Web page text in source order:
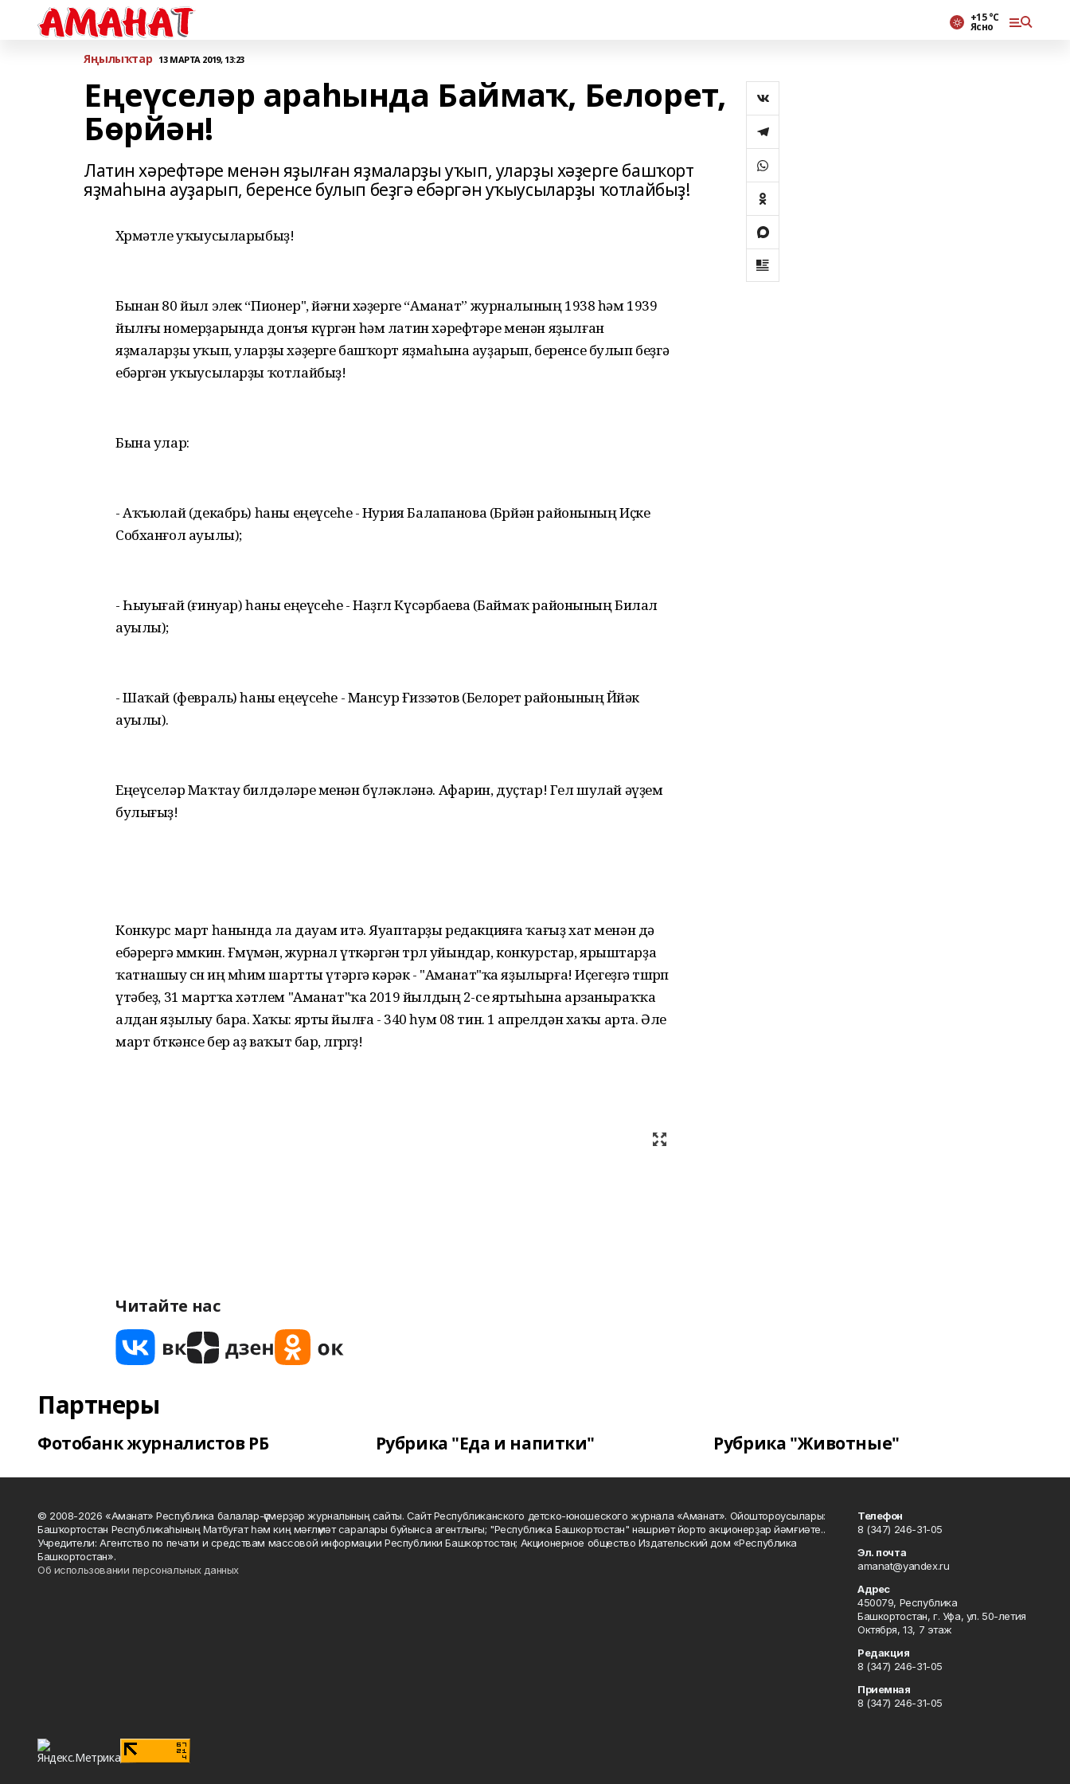
+15 °С
Ясно
Яңылыҡтар 13 МАРТА 2019, 13:23
Еңеүселәр араһында Баймаҡ, Белорет,
Бөрйән!
Латин хәрефтәре менән яҙылған яҙмаларҙы уҡып, уларҙы хәҙерге башҡорт
яҙмаһына ауҙарып, беренсе булып беҙгә ебәргән уҡыусыларҙы ҡотлайбыҙ!
Хөрмәтле уҡыусыларыбыҙ!
Бынан 80 йыл элек “Пионер", йәғни хәҙерге “Аманат” журналының 1938 һәм 1939
йылғы номерҙарында донъя күргән һәм латин хәрефтәре менән яҙылған
яҙмаларҙы уҡып, уларҙы хәҙерге башҡорт яҙмаһына ауҙарып, беренсе булып беҙгә
ебәргән уҡыусыларҙы ҡотлайбыҙ!
Бына улар:
- Аҡъюлай (декабрь) һаны еңеүсеһе - Нурия Балапанова (Бөрйән районының Иҫке
Собханғол ауылы);
- Һыуығай (ғинуар) һаны еңеүсеһе - Наҙгөл Күсәрбаева (Баймаҡ районының Билал
ауылы);
- Шаҡай (февраль) һаны еңеүсеһе - Мансур Ғиззәтов (Белорет районының Йөйәк
ауылы).
Еңеүселәр Маҡтау билдәләре менән бүләкләнә. Афарин, дуҫтар! Гел шулай әүҙем
булығыҙ!
Конкурс март һанында ла дауам итә. Яуаптарҙы редакцияға ҡағыҙ хат менән дә
ебәрергә мөмкин. Ғөмүмән, журнал үткәргән төрлө уйындар, конкурстар, ярыштарҙа
ҡатнашыу өсөн иң мөһим шартты үтәргә кәрәк - "Аманат"ҡа яҙылырға! Иҫегеҙгә төшөрөп
үтәбеҙ, 31 мартҡа хәтлем "Аманат"ҡа 2019 йылдың 2-се яртыһына арзаныраҡҡа
алдан яҙылыу бара. Хаҡы: ярты йылға - 340 һум 08 тин. 1 апрелдән хаҡы арта. Әле
март бөткәнсе бер аҙ ваҡыт бар, өлгөрөгөҙ!
Читайте нас
Партнеры
Фотобанк журналистов РБ Рубрика "Еда и напитки" Рубрика "Животные"
© 2008-2026 «Аманат» Республика балалар-үҫмерҙәр журналының сайты. Сайт Республиканского детско-юношеского журнала «Аманат». Ойоштороусылары:
Башҡортостан Республикаһының Матбуғат һәм киң мәғлүмәт саралары буйынса агентлығы; "Республика Башкортостан" нәшриәт йорто акционерҙар йәмғиәте..
Учредители: Агентство по печати и средствам массовой информации Республики Башкортостан; Акционерное общество Издательский дом «Республика
Башкортостан».
Об использовании персональных данных
Телефон
8 (347) 246-31-05
Эл. почта
amanat@yandex.ru
Адрес
450079, Республика
Башкортостан, г. Уфа, ул. 50-летия
Октября, 13, 7 этаж
Редакция
8 (347) 246-31-05
Приемная
8 (347) 246-31-05